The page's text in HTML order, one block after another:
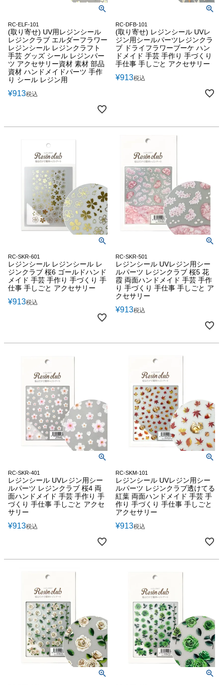
RC-ELF-101
(取り寄せ) UV用レジンシール
レジンクラブ エルダーフラワー
レジンシール レジンクラフト
手芸 グッズ シール レジンパー
ツ アクセサリー資材 素材 部品
資材 ハンドメイドパーツ 手作
り シール レジン用
¥913税込
RC-DFB-101
(取り寄せ) レジンシール UVレ
ジン用シールパーツレジンクラ
ブ ドライフラワーブーケ ハン
ドメイド 手芸 手作り 手づくり
手仕事 手しごと アクセサリー
¥913税込
RC-SKR-601
レジンシール レジンシール レ
ジンクラブ 桜6 ゴールドハンド
メイド 手芸 手作り 手づくり 手
仕事 手しごと アクセサリー
¥913税込
RC-SKR-501
レジンシール UVレジン用シー
ルパーツ レジンクラブ 桜5 花
霞 両面ハンドメイド 手芸 手作
り 手づくり 手仕事 手しごと ア
クセサリー
¥913税込
RC-SKR-401
レジンシール UVレジン用シー
ルパーツ レジンクラブ 桜4 両
面ハンドメイド 手芸 手作り 手
づくり 手仕事 手しごと アクセ
サリー
¥913税込
RC-SKM-101
レジンシール UVレジン用シー
ルパーツ レジンクラブ透けてる
紅葉 両面ハンドメイド 手芸 手
作り 手づくり 手仕事 手しごと
アクセサリー
¥913税込